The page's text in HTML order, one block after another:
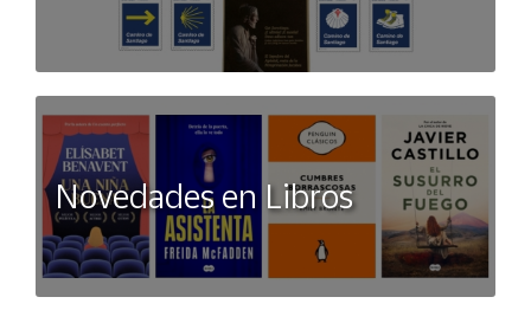
Novedades en Libros